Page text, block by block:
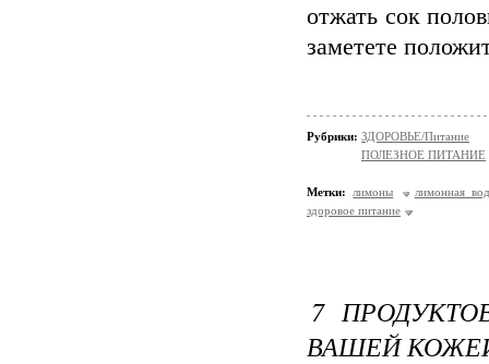
отжать сок
заметете
Рубрики: ЗДОРОВЬЕ/Питание
ПОЛЕЗНОЕ ПИТАНИЕ
Метки: лимоны
лимонная
здоровое питание
7
ВАШЕЙ